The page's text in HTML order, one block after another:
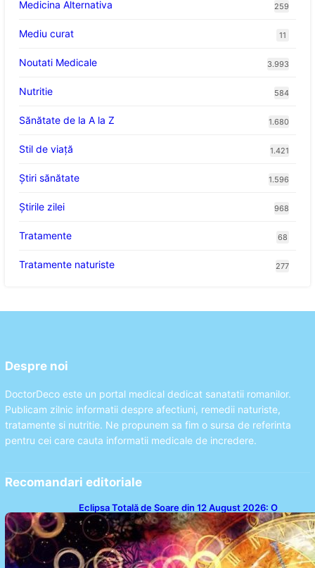
Medicina Alternativa 259
Mediu curat 11
Noutati Medicale 3.993
Nutritie 584
Sănătate de la A la Z 1.680
Stil de viaţă 1.421
Ştiri sănătate 1.596
Știrile zilei 968
Tratamente 68
Tratamente naturiste 277
Despre noi
DoctorDeco este un portal medical dedicat sanatatii romanilor.
Publicam zilnic informatii despre afectiuni, remedii naturiste,
tratamente si nutritie. Ne propunem sa fim o sursa de referinta
pentru cei care cauta informatii medicale de incredere.
Recomandari editoriale
Eclipsa Totală de Soare din 12 August 2026: O
Analiză a Impactului asupra Trei Zodii și a Ciclului de
18 Ani